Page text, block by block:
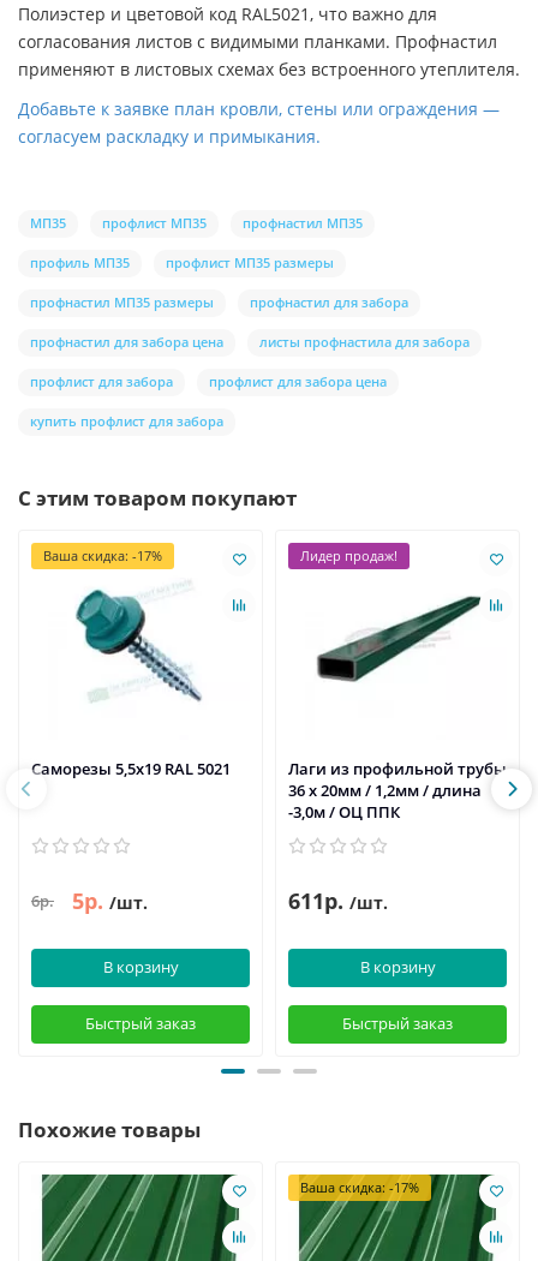
Полиэстер и цветовой код RAL5021, что важно для
согласования листов с видимыми планками. Профнастил
применяют в листовых схемах без встроенного утеплителя.
Добавьте к заявке план кровли, стены или ограждения —
согласуем раскладку и примыкания.
МП35 профлист МП35 профнастил МП35
профиль МП35 профлист МП35 размеры
профнастил МП35 размеры профнастил для забора
профнастил для забора цена листы профнастила для забора
профлист для забора профлист для забора цена
купить профлист для забора
С этим товаром покупают
Ваша скидка: -17%
Саморезы 5,5х19 RAL 5021
6р. 5р. /шт.
В корзину
Быстрый заказ
Лидер продаж!
Лаги из профильной трубы
36 х 20мм / 1,2мм / длина
-3,0м / ОЦ ППК
611р. /шт.
В корзину
Быстрый заказ
Похожие товары
Ваша скидка: -17%